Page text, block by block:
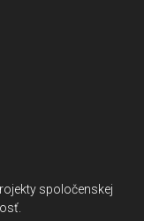
spoločenskej